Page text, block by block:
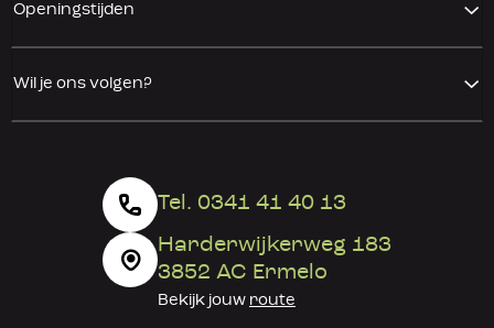
Openingstijden
Wil je ons volgen?
Tel. 0341 41 40 13
Harderwijkerweg 183
3852 AC Ermelo
Bekijk jouw route